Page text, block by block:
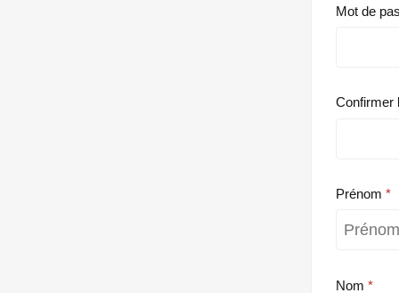
Mot de
Confirmer
Prénom
Nom